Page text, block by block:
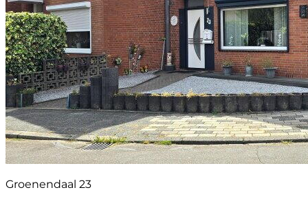
Groenendaal 23